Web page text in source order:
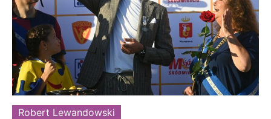
Robert Lewandowski